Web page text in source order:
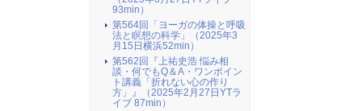
93min）
第564回「ヨーガの体操と呼吸
法と瞑想の科学」（2025年3
月15日横浜52min）
第562回『上祐史浩 悩み相
談・何でもQ＆A・ワンポイン
ト講義「折れない心の作り
方」』（2025年2月27日YTラ
イブ 87min）